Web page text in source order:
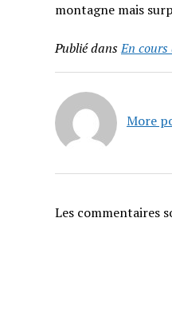
montagne mais
Publié dansEn
More
Les commentaires